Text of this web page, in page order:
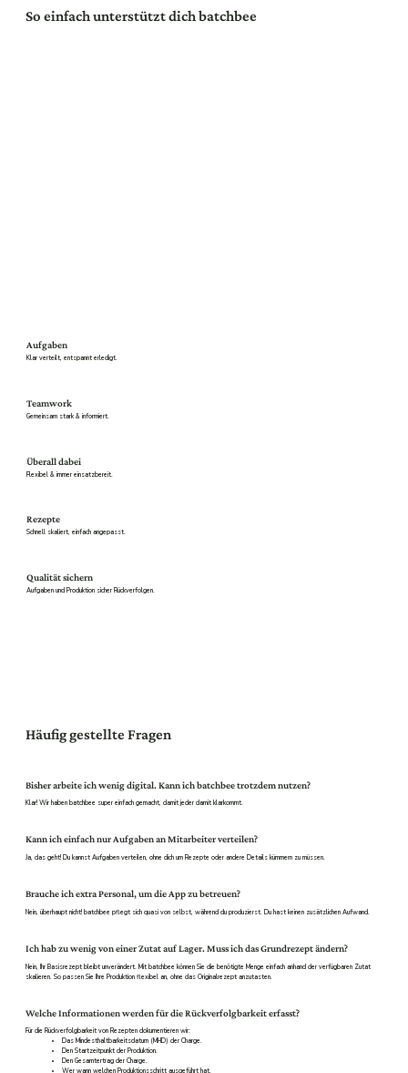
So einfach unterstützt dich batchbee
Aufgaben
Klar verteilt, entspannt erledigt.
Teamwork
Gemeinsam stark & informiert.
Überall dabei
Flexibel & immer einsatzbereit.
Rezepte
Schnell skaliert, einfach angepasst.
Qualität sichern
Aufgaben und Produktion sicher Rückverfolgen.
Häufig gestellte Fragen
Bisher arbeite ich wenig digital. Kann ich batchbee trotzdem nutzen?
Klar! Wir haben batchbee super einfach gemacht, damit jeder damit klarkommt.
Kann ich einfach nur Aufgaben an Mitarbeiter verteilen?
Ja, das geht! Du kannst Aufgaben verteilen, ohne dich um Rezepte oder andere Details kümmern zu müssen.
Brauche ich extra Personal, um die App zu betreuen?
Nein, überhaupt nicht! batchbee pflegt sich quasi von selbst, während du produzierst. Du hast keinen zusätzlichen Aufwand.
Ich hab zu wenig von einer Zutat auf Lager. Muss ich das Grundrezept ändern?
Nein, Ihr Basisrezept bleibt unverändert. Mit batchbee können Sie die benötigte Menge einfach anhand der verfügbaren Zutat
skalieren. So passen Sie Ihre Produktion flexibel an, ohne das Originalrezept anzutasten.
Welche Informationen werden für die Rückverfolgbarkeit erfasst?
Für die Rückverfolgbarkeit von Rezepten dokumentieren wir:
Das Mindesthaltbarkeitsdatum (MHD) der Charge.
Den Startzeitpunkt der Produktion.
Den Gesamtertrag der Charge.
Wer wann welchen Produktionsschritt ausgeführt hat.